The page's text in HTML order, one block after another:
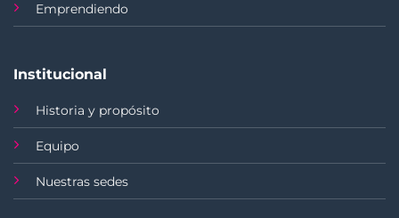
Emprendiendo
Institucional
Historia y propósito
Equipo
Nuestras sedes